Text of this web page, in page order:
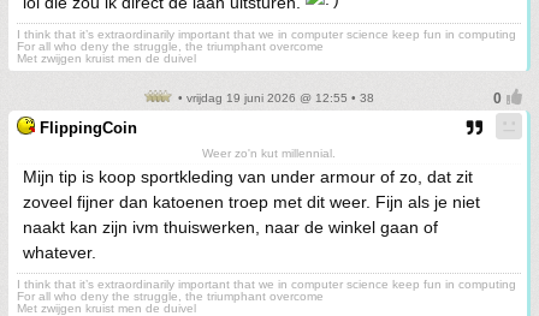
I think that it’s extraordinarily important that we in computer science keep fun in computing
For all who deny the struggle, the triumphant overcome
Met zwijgen kruist men de duivel
• vrijdag 19 juni 2026 @ 12:55 • 38
FlippingCoin
Weer zo'n kut millennial.
Mijn tip is koop sportkleding van under armour of zo, dat zit
zoveel fijner dan katoenen troep met dit weer. Fijn als je niet
naakt kan zijn ivm thuiswerken, naar de winkel gaan of
whatever.
I think that it’s extraordinarily important that we in computer science keep fun in computing
For all who deny the struggle, the triumphant overcome
Met zwijgen kruist men de duivel